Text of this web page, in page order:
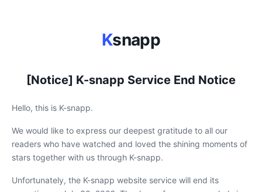
Ksnapp
[Notice] K-snapp Service End Notice
Hello, this is K-snapp.
We would like to express our deepest gratitude to all our
readers who have watched and loved the shining moments of
stars together with us through K-snapp.
Unfortunately, the K-snapp website service will end its